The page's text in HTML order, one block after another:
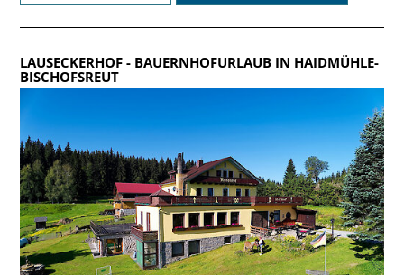
LAUSECKERHOF- BAUERNHOFURLAUB IN HAIDMÜHLE-
BISCHOFSREUT